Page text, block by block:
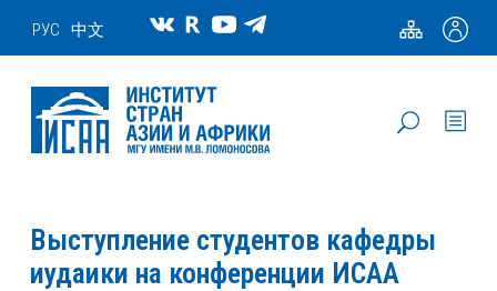
РУС 中文
Выступление студентов кафедры
иудаики на конференции ИСАА